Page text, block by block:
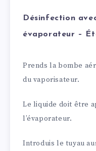
Désinfection
évaporateur –
Prends la bombe
du vaporisateur.
Le liquide doit être
l’évaporateur.
Introduis le tuyau